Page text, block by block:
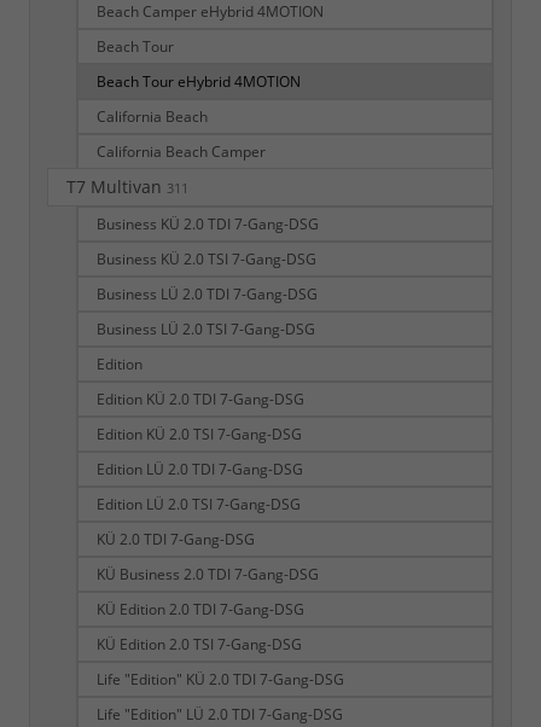
Beach Camper eHybrid 4MOTION
Beach Tour
Beach Tour eHybrid 4MOTION
California Beach
California Beach Camper
T7 Multivan 311
Business KÜ 2.0 TDI 7-Gang-DSG
Business KÜ 2.0 TSI 7-Gang-DSG
Business LÜ 2.0 TDI 7-Gang-DSG
Business LÜ 2.0 TSI 7-Gang-DSG
Edition
Edition KÜ 2.0 TDI 7-Gang-DSG
Edition KÜ 2.0 TSI 7-Gang-DSG
Edition LÜ 2.0 TDI 7-Gang-DSG
Edition LÜ 2.0 TSI 7-Gang-DSG
KÜ 2.0 TDI 7-Gang-DSG
KÜ Business 2.0 TDI 7-Gang-DSG
KÜ Edition 2.0 TDI 7-Gang-DSG
KÜ Edition 2.0 TSI 7-Gang-DSG
Life "Edition" KÜ 2.0 TDI 7-Gang-DSG
Life "Edition" LÜ 2.0 TDI 7-Gang-DSG